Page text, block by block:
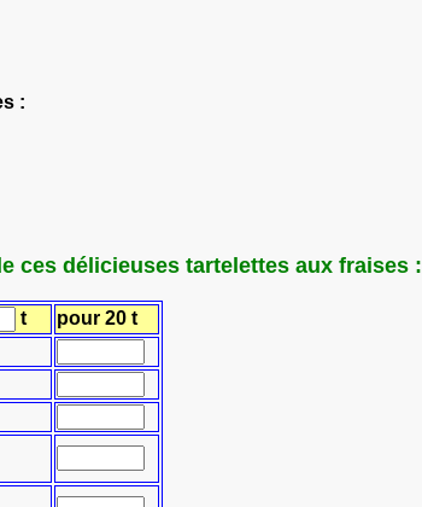
:
ces délicieuses tartelettes aux fraises :
t
pour 20 t